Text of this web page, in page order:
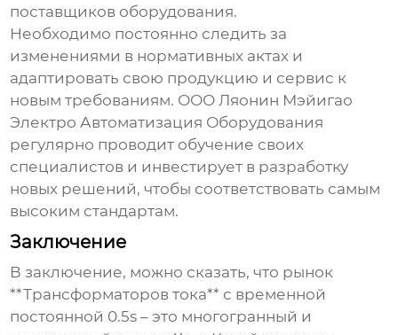
поставщиков оборудования.
Необходимо постоянно следить за
изменениями в нормативных актах и
адаптировать свою продукцию и сервис к
новым требованиям. ООО Ляонин Мэйигао
Электро Автоматизация Оборудования
регулярно проводит обучение своих
специалистов и инвестирует в разработку
новых решений, чтобы соответствовать самым
высоким стандартам.
Заключение
В заключение, можно сказать, что рынок
**Трансформаторов тока** с временной
постоянной 0.5s – это многогранный и